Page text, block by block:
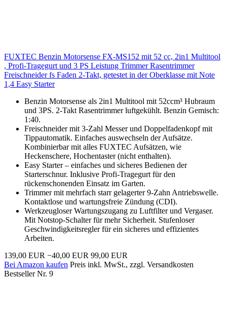
FUXTEC Benzin Motorsense FX-MS152 mit 52 cc, 2in1 Multitool
, Profi-Tragegurt und 3 PS Leistung Trimmer Rasentrimmer
Freischneider fs Faden 2-Takt, getestet in der Oberklasse mit Note
1,4 Easy Starter
Benzin Motorsense als 2in1 Multitool mit 52ccm³ Hubraum
und 3PS. 2-Takt Rasentrimmer luftgekühlt. Benzin Gemisch:
1:40.
Freischneider mit 3-Zahl Messer und Doppelfadenkopf mit
Tippautomatik. Einfaches auswechseln der Aufsätze.
Kombinierbar mit alles FUXTEC Aufsätzen, wie
Heckenschere, Hochentaster (nicht enthalten).
Easy Starter – einfaches und sicheres Bedienen der
Starterschnur. Inklusive Profi-Tragegurt für den
rückenschonenden Einsatz im Garten.
Trimmer mit mehrfach starr gelagerter 9-Zahn Antriebswelle.
Kontaktlose und wartungsfreie Zündung (CDI).
Werkzeugloser Wartungszugang zu Luftfilter und Vergaser.
Mit Notstop-Schalter für mehr Sicherheit. Stufenloser
Geschwindigkeitsregler für ein sicheres und effizientes
Arbeiten.
139,00 EUR −40,00 EUR 99,00 EUR
Bei Amazon kaufen Preis inkl. MwSt., zzgl. Versandkosten
Bestseller Nr. 9